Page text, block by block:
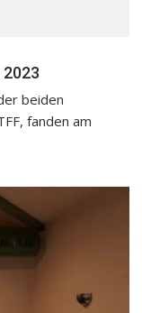
beiden
fanden am